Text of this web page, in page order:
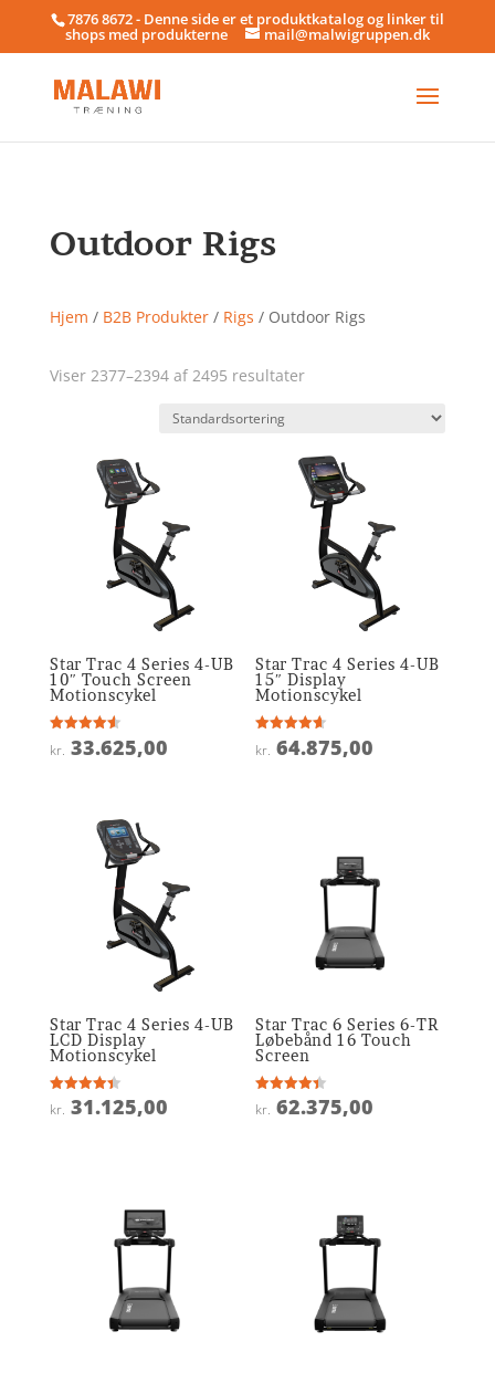
7876 8672 - Denne side er et produktkatalog og linker til
shops med produkterne mail@malwigruppen.dk
Outdoor Rigs
Hjem / B2B Produkter/ Rigs / Outdoor Rigs
Viser 2377–2394 af 2495 resultater
Star Trac 4 Series 4-UB
10″ Touch Screen
Motionscykel
Vurderet
4.6
kr. 33.625,00
Star Trac 4 Series 4-UB
15″ Display
Motionscykel
Vurderet
4.6
kr. 64.875,00
Star Trac 4 Series 4-UB
LCD Display
Motionscykel
Vurderet
4.4
kr. 31.125,00
Star Trac 6 Series 6-TR
Løbebånd 16 Touch
Screen
Vurderet
4.4
kr. 62.375,00